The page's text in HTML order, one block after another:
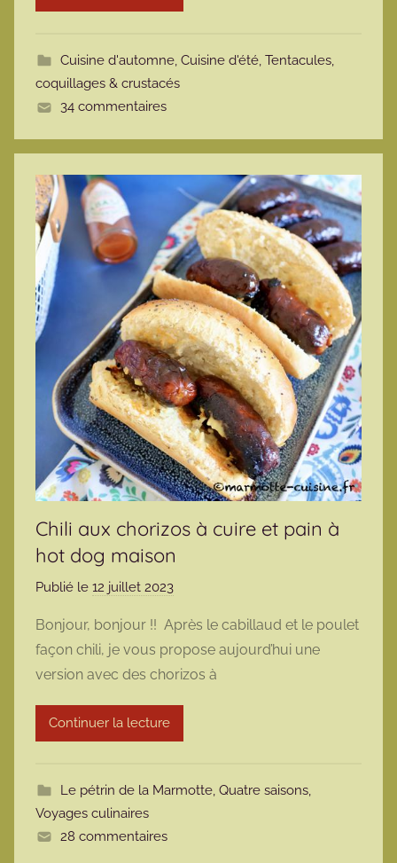
t
Cuisine d'automne, Cuisine d'été, Tentacules,
coquillages & crustacés
34 commentaires
Chili aux chorizos à cuire et pain à
hot dog maison
Publié le 12 juillet 2023
r
m
a
r
t
Bonjour, bonjour !! Après le cabillaud et le poulet
façon chili, je vous propose aujourd’hui une
version avec des chorizos à
Continuer la lecture
Le pétrin de la Marmotte, Quatre saisons,
Voyages culinaires
28 commentaires